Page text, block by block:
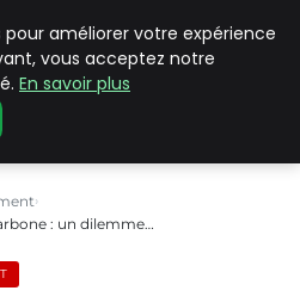
ADVANCED
: un dilemme…
pour améliorer votre expérience
vous acceptez notre
En savoir plus